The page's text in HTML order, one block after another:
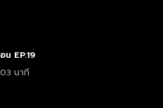
น EP.19
นาที